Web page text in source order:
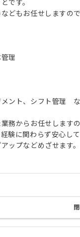
です。
どもお任せしますの
理
メント、シフト管理
務からお任せします
験に関わらず安心し
ップなどめざせます。